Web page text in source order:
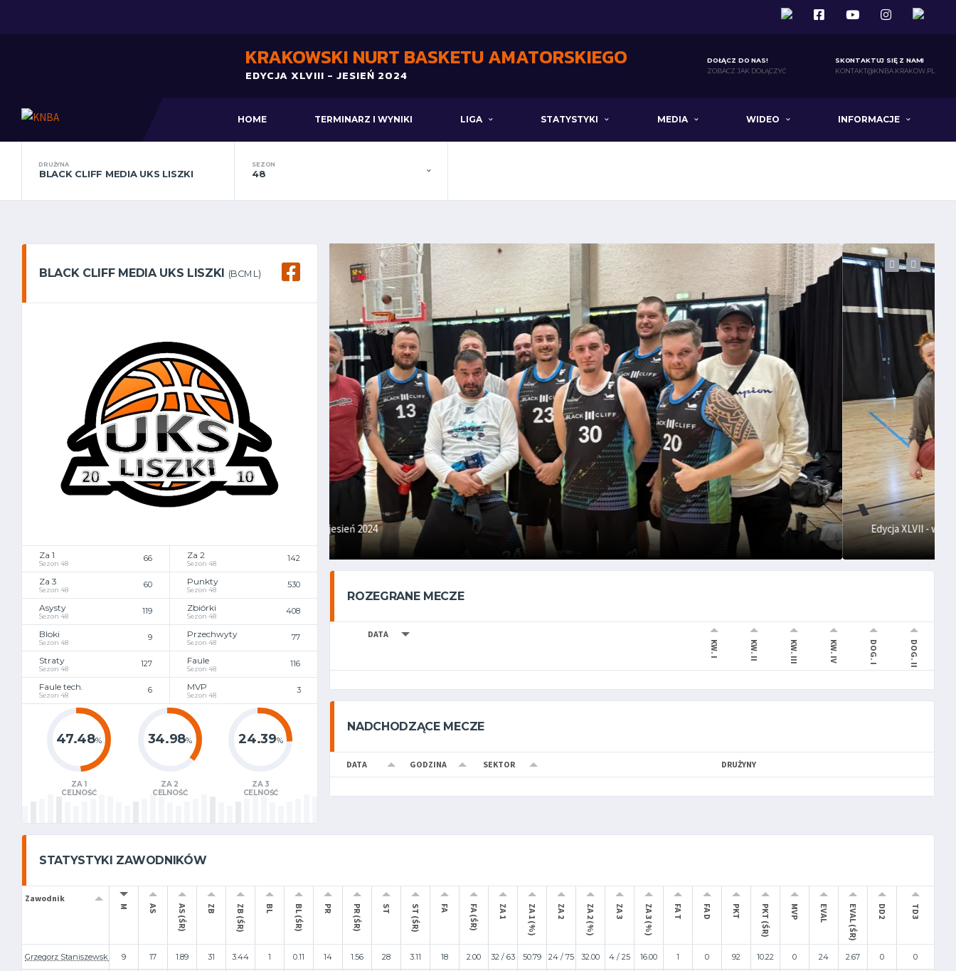
KRAKOWSKI NURT BASKETU AMATORSKIEGO
EDYCJA XLVIII - JESIEŃ 2024
DOŁĄCZ DO NAS!
ZOBACZ JAK DOŁĄCZYĆ
SKONTAKTUJ SIĘ Z NAMI
KONTAKT@KNBA.KRAKOW.PL
HOME TERMINARZ I WYNIKI LIGA STATYSTYKI MEDIA WIDEO INFORMACJE
DRUŻYNA
BLACK CLIFF MEDIA UKS LISZKI
SEZON
48
BLACK CLIFF MEDIA UKS LISZKI (BCM L)
Za 1
Sezon 48
66 Za 2
Sezon 48
142
Za 3
Sezon 48
60 Punkty
Sezon 48
530
Asysty
Sezon 48
119 Zbiórki
Sezon 48
408
Bloki
Sezon 48
9 Przechwyty
Sezon 48
77
Straty
Sezon 48
127 Faule
Sezon 48
116
Faule tech.
Sezon 48
6 MVP
Sezon 48
3
47.48%
ZA 1
CELNOŚĆ
34.98%
ZA 2
CELNOŚĆ
24.39%
ZA 3
CELNOŚĆ
Edycja XLVII - wiosna 2024
ROZEGRANE MECZE
DATA
KW. I KW. II KW. III KW. IV DOG. I DOG. II
NADCHODZĄCE MECZE
DATA GODZINA SEKTOR DRUŻYNY
STATYSTYKI ZAWODNIKÓW
Zawodnik
M AS AS (ŚR) ZB ZB (ŚR) BL BL (ŚR) PR PR (ŚR) ST ST (ŚR) FA FA (ŚR) ZA 1 ZA 1 (%) ZA 2 ZA 2 (%) ZA 3 ZA 3 (%) FA T FA D PKT PKT (ŚR) MVP EVAL EVAL (ŚR) DD2 TD3
Grzegorz Staniszewski 9 17 1.89 31 3.44 1 0.11 14 1.56 28 3.11 18 2.00 32 / 63 50.79 24 / 75 32.00 4 / 25 16.00 1 0 92 10.22 0 24 2.67 0 0